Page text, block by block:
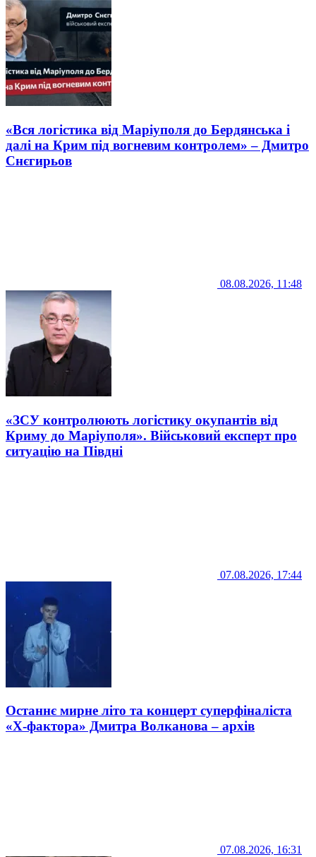
«Вся логістика від Маріуполя до Бердянська і
далі на Крим під вогневим контролем» – Дмитро
Снєгирьов
08.08.2026, 11:48
«ЗСУ контролюють логістику окупантів від
Криму до Маріуполя». Військовий експерт про
ситуацію на Півдні
07.08.2026, 17:44
Останнє мирне літо та концерт суперфіналіста
«Х-фактора» Дмитра Волканова – архів
07.08.2026, 16:31